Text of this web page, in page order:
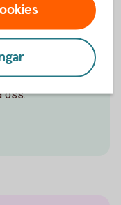
låna
barn
tillsammans
oss.